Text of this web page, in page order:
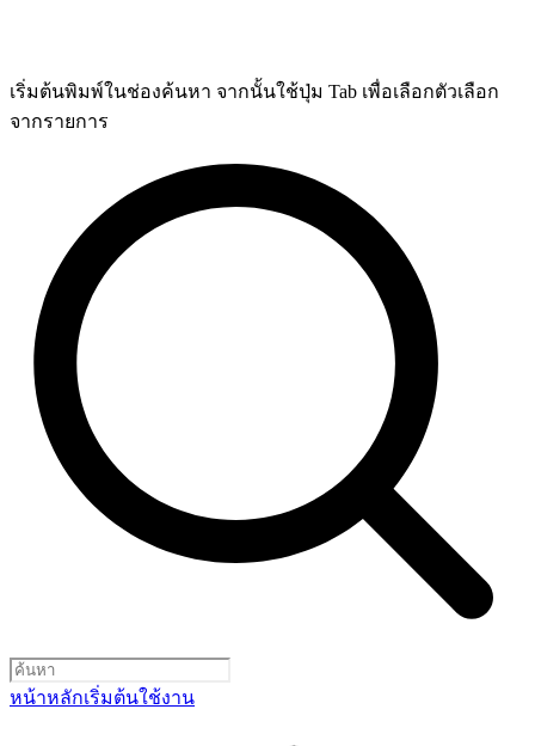
เริ่มต้นพิมพ์ในช่องค้นหา จากนั้นใช้ปุ่ม Tab เพื่อเลือกตัวเลือก
จากรายการ
หน้าหลักเริ่มต้นใช้งาน